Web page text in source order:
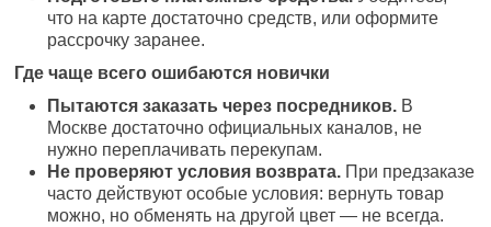
что на карте достаточно средств, или оформите
рассрочку заранее.
Где чаще всего ошибаются новички
Пытаются заказать через посредников. В
Москве достаточно официальных каналов, не
нужно переплачивать перекупам.
Не проверяют условия возврата. При предзаказе
часто действуют особые условия: вернуть товар
можно, но обменять на другой цвет — не всегда.